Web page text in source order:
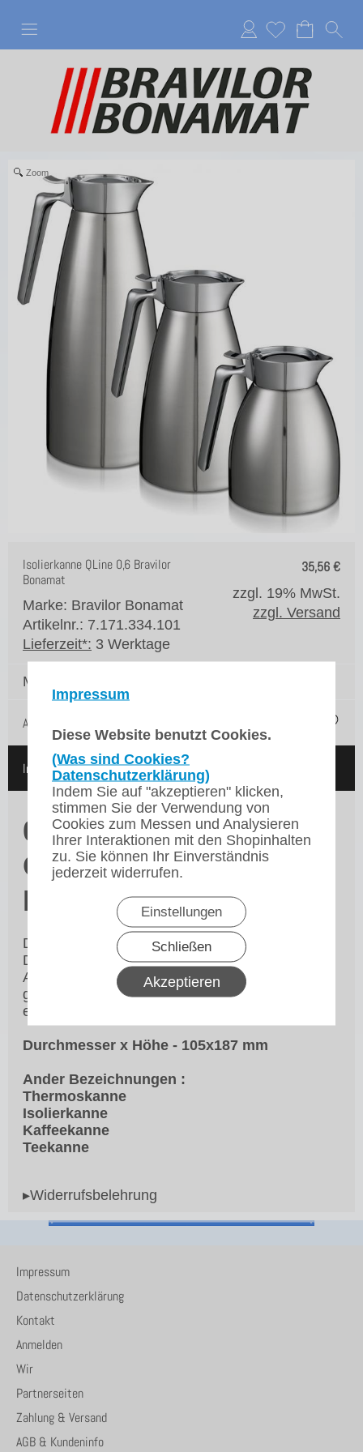
Impressum
Diese Website benutzt Cookies.
(Was sind Cookies?
Datenschutzerklärung)
Indem Sie auf "akzeptieren" klicken,
stimmen Sie der Verwendung von
Cookies zum Messen und Analysieren
Ihrer Interaktionen mit den Shopinhalten
zu. Sie können Ihr Einverständnis
jederzeit widerrufen.
Einstellungen
Schließen
Akzeptieren
Anmelden
Zoom
35,56€
Isolierkanne QLine 0,6 Bravilor
Bonamat
Marke: Bravilor Bonamat
Artikelnr.: 7.171.334.101
Lieferzeit*: 3 Werktage
zzgl. 19% MwSt.
zzgl. Versand
Menge:
Auf die Merkliste
In den Warenkorb
0,6 Liter Isolierkanne
QLine Bravilor
Bonamat
Die Edelstahl Vakuumisolierkannen haben einen
Doppelmantel und sind in drei Größen erhältlich.
Auf diese Weise servieren Sie stets die
gewünschte Mengen Kaffee oder Tee mit einem
eleganten Auftritt, in jeder Situation.
Durchmesser x Höhe - 105x187 mm
Ander Bezeichnungen :
Thermoskanne
Isolierkanne
Kaffeekanne
Teekanne
▸Widerrufsbelehrung
Impressum
Datenschutzerklärung
Kontakt
Anmelden
Wir
Partnerseiten
Zahlung & Versand
AGB & Kundeninfo